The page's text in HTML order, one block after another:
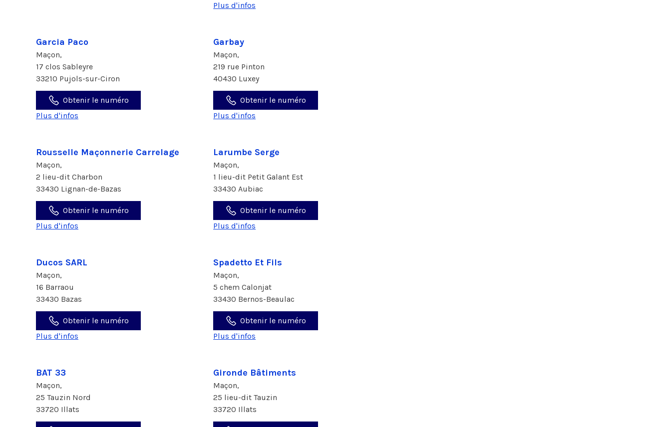
Plus d'infos
Garcia Paco
Maçon,
17 clos Sableyre
33210 Pujols-sur-Ciron
Obtenir le numéro
Plus d'infos
Garbay
Maçon,
219 rue Pinton
40430 Luxey
Obtenir le numéro
Plus d'infos
Rousselle Maçonnerie Carrelage
Maçon,
2 lieu-dit Charbon
33430 Lignan-de-Bazas
Obtenir le numéro
Plus d'infos
Larumbe Serge
Maçon,
1 lieu-dit Petit Galant Est
33430 Aubiac
Obtenir le numéro
Plus d'infos
Ducos SARL
Maçon,
16 Barraou
33430 Bazas
Obtenir le numéro
Plus d'infos
Spadetto Et Fils
Maçon,
5 chem Calonjat
33430 Bernos-Beaulac
Obtenir le numéro
Plus d'infos
BAT 33
Maçon,
25 Tauzin Nord
33720 Illats
Gironde Bâtiments
Maçon,
25 lieu-dit Tauzin
33720 Illats